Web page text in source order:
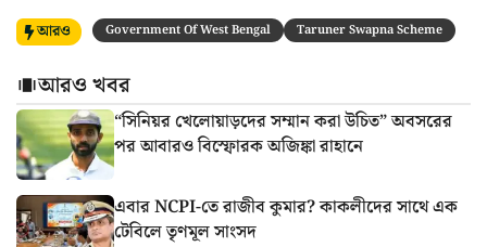
আরও Government Of West Bengal Taruner Swapna Scheme
আরও খবর
“সিনিয়র খেলোয়াড়দের সম্মান করা উচিত” অবসরের
পর আবারও বিস্ফোরক অজিঙ্কা রাহানে
এবার NCPI-তে রাজীব কুমার? কাকলীদের সাথে এক
টেবিলে তৃণমূল সাংসদ